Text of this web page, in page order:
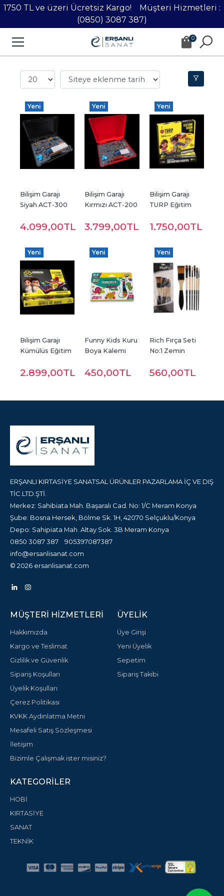
1750 TL ve üzeri Ücretsiz Kargo! Müşteri Hizmetleri :
(0850) 3087 387)
0
Yeni
Bilişim Garajı
Siyah ACT-300
4.099,00TL
Yeni
Bilişim Garajı
Kırmızı ACT-200
3.799,00TL
Yeni
Bilişim Garajı
TURP Eğitim
1.750,00TL
Yeni
Bilişim Garajı
Kümülüs Eğitim
2.899,00TL
Yeni
Funny Kids Kuru
Boya Kalemi
450,00TL
Yeni
Rich Fırça Seti
No:1 Zemin
560,00TL
ERŞANLI KIRTASİYE SANATSAL ÜRÜNLER PAZARLAMA İÇ VE DIŞ
TİC.LTD.ŞTİ.
Merkez: Sahibiata Mah. Başaralı Cad. No: 1/C Meram Konya
Şube: Bosna Hersek, Bölme Sk. 1H, 42070 Selçuklu/Konya
Depo: Sahipiata Mah. Altay Sok. 3B Meram Konya
0850 3087 387
905397087387
info@ersanlisanat.com
© 2026 ersanlisanat.com
MÜŞTERI HIZMETLERI
Hakkımızda
Kargo ve Teslimat
Gizlilik ve Güvenlik
Sipariş Koşulları
Üyelik Koşulları
Çerez Politikası
KVKK Aydınlatma Metni
Mesafeli Satış Sözleşmesi
İletişim
Bizimle Çalışmak ister misiniz?
ÜYELIK
Üye Girişi
Yeni Üyelik
Sepetim
Sipariş Takibi
KATEGORILER
HOBİ
KIRTASİYE
SANAT
TEKNİK